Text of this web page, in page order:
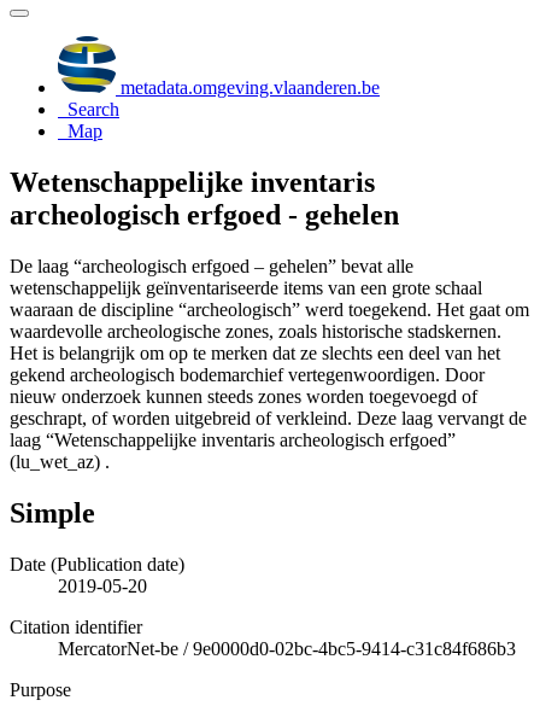
metadata.omgeving.vlaanderen.be
Search
Map
Wetenschappelijke inventaris
archeologisch erfgoed - gehelen
De laag “archeologisch erfgoed – gehelen” bevat alle
wetenschappelijk geïnventariseerde items van een grote schaal
waaraan de discipline “archeologisch” werd toegekend. Het gaat om
waardevolle archeologische zones, zoals historische stadskernen.
Het is belangrijk om op te merken dat ze slechts een deel van het
gekend archeologisch bodemarchief vertegenwoordigen. Door
nieuw onderzoek kunnen steeds zones worden toegevoegd of
geschrapt, of worden uitgebreid of verkleind. Deze laag vervangt de
laag “Wetenschappelijke inventaris archeologisch erfgoed”
(lu_wet_az) .
Simple
Date (Publication date)
2019-05-20
Citation identifier
MercatorNet-be /9e0000d0-02bc-4bc5-9414-c31c84f686b3
Purpose